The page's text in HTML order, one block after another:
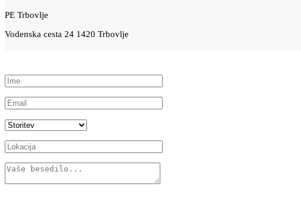
PE Trbovlje
Vodenska cesta 24 1420 Trbovlje